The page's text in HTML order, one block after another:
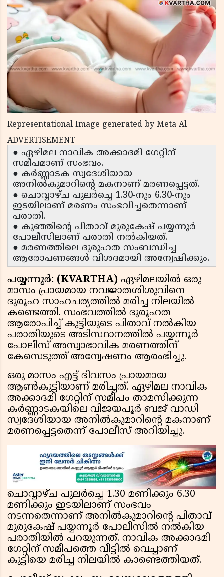
Representational Image generated by Meta Al
ADVERTISEMENT
● ഏഴിമല നാവിക അക്കാദമി ഗേറ്റിന്
സമീപമാണ് സംഭവം.
● കർണ്ണാടക സ്വദേശിയായ
അനിൽകുമാറിൻ്റെ മകനാണ് മരണപ്പെട്ടത്.
● ചൊവ്വാഴ്ച പുലർച്ചെ 1.30-നും 6.30-നും
ഇടയിലാണ് മരണം സംഭവിച്ചതെന്നാണ്
പരാതി.
● കുഞ്ഞിൻ്റെ പിതാവ് മുരുകേഷ് പയ്യന്നൂർ
പോലീസിലാണ് പരാതി നൽകിയത്.
● മരണത്തിലെ ദുരൂഹത സംബന്ധിച്ച
ആരോപണങ്ങൾ വിശദമായി അന്വേഷിക്കും.
പയ്യന്നൂർ: (KVARTHA) ഏഴിമലയിൽ ഒരു
മാസം പ്രായമായ നവജാതശിശുവിനെ
ദുരൂഹ സാഹചര്യത്തിൽ മരിച്ച നിലയിൽ
കണ്ടെത്തി. സംഭവത്തിൽ ദുരൂഹത
ആരോപിച്ച് കുട്ടിയുടെ പിതാവ് നൽകിയ
പരാതിയുടെ അടിസ്ഥാനത്തിൽ പയ്യന്നൂർ
പോലീസ് അസ്വാഭാവിക മരണത്തിന്
കേസെടുത്ത് അന്വേഷണം ആരംഭിച്ചു.
ഒരു മാസം എട്ട് ദിവസം പ്രായമായ
ആൺകുട്ടിയാണ് മരിച്ചത്. ഏഴിമല നാവിക
അക്കാദമി ഗേറ്റിന് സമീപം താമസിക്കുന്ന
കർണ്ണാടകയിലെ വിജയപൂർ ബജ് വാഡി
സ്വദേശിയായ അനിൽകുമാറിന്റെ മകനാണ്
മരണപ്പെട്ടതെന്ന് പോലീസ് അറിയിച്ചു.
ചൊവ്വാഴ്ച പുലർച്ചെ 1.30 മണിക്കും 6.30
മണിക്കും ഇടയിലാണ് സംഭവം
നടന്നതെന്നാണ് അനിൽകുമാറിൻ്റെ പിതാവ്
മുരുകേഷ് പയ്യന്നൂർ പോലീസിൽ നൽകിയ
പരാതിയിൽ പറയുന്നത്. നാവിക അക്കാദമി
ഗേറ്റിന് സമീപത്തെ വീട്ടിൽ വെച്ചാണ്
കുട്ടിയെ മരിച്ച നിലയിൽ കാണ്ടെത്തിയത്.